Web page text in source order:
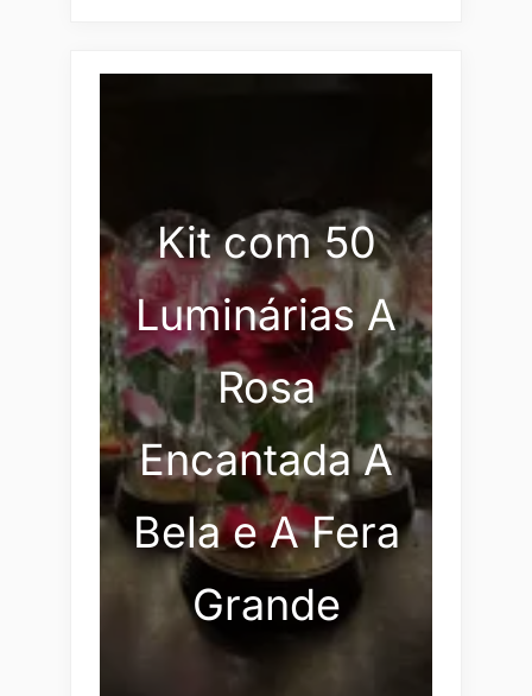
Kit com 50
Luminárias A
Rosa
Encantada A
Bela e A Fera
Grande